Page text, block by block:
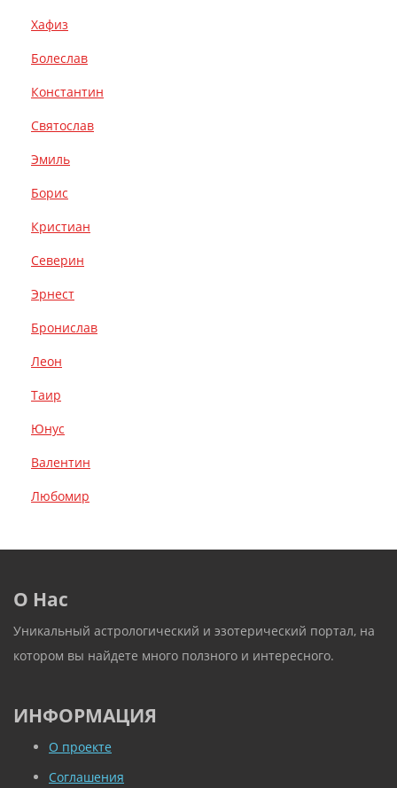
Хафиз
Болеслав
Константин
Святослав
Эмиль
Борис
Кристиан
Северин
Эрнест
Бронислав
Леон
Таир
Юнус
Валентин
Любомир
О Нас
Уникальный астрологический и эзотерический портал, на
котором вы найдете много ползного и интересного.
ИНФОРМАЦИЯ
О проекте
Соглашения